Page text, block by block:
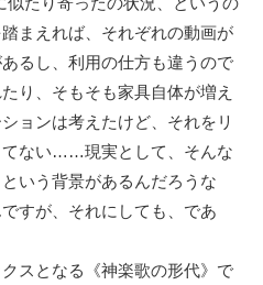
まえれば、それぞれの動画が
るし、利用の仕方も違うので
り、そもそも家具自体が増え
ョンは考えたけど、それをリ
てない……現実として、そんな
いう背景があるんだろうな
すが、それにしても、であ
スとなる《神楽歌の形代》で